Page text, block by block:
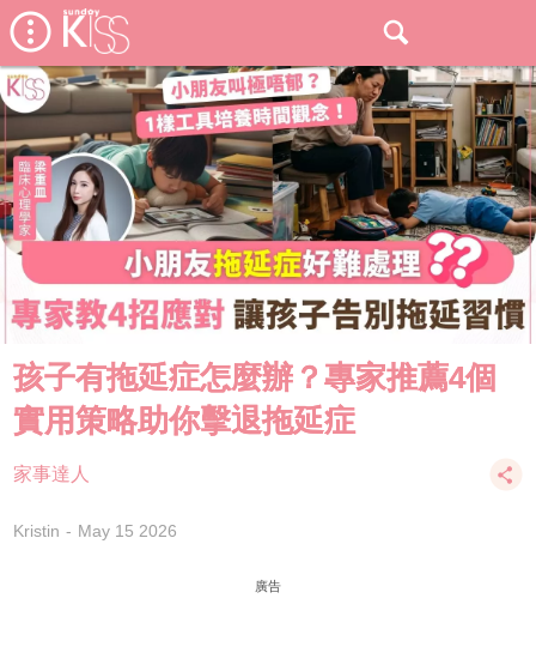
孩子有拖延症怎麼辦？專家推薦4個
實用策略助你擊退拖延症
家事達人
Kristin May 15 2026
廣告